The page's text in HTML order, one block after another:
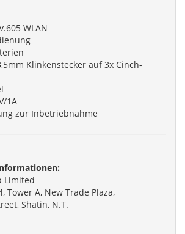
WLAN
Klinkenstecker auf 3x Cinch-
1A
zur Inbetriebnahme
Limited
Tower A, New Trade Plaza,
Shatin, N.T.